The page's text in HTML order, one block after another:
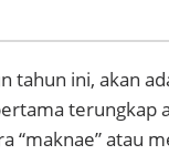
tahun ini, akan
terungkap
“maknae” atau